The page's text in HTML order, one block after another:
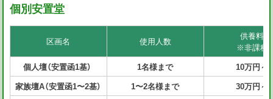
個別安置堂
区画名 使用人数
供養料
※非課税
個人壇（安置函1基）
1名様まで
10万円～
家族壇A（安置函1〜2基）
1〜2名様まで
30万円～